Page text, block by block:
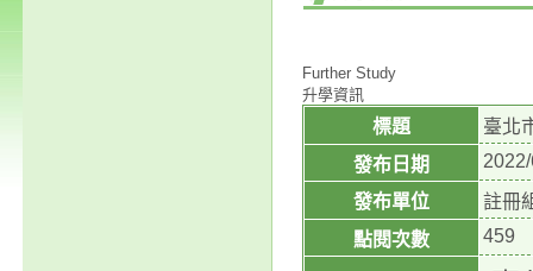
Further Study
升學資訊
標題
臺北
發布日期
發布單位
註冊
點閱次數
459